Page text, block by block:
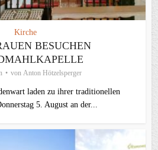
Kirche
BESUCHEN
von Anton Hötzelsperger
laden zu ihrer traditionellen
5. August an der...